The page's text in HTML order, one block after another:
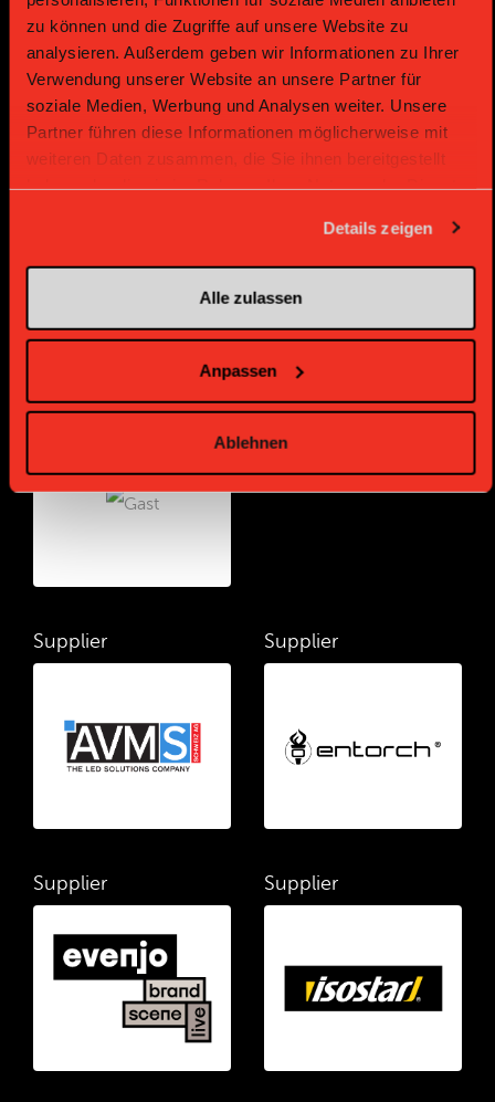
zu können und die Zugriffe auf unsere Website zu
analysieren. Außerdem geben wir Informationen zu Ihrer
Verwendung unserer Website an unsere Partner für
soziale Medien, Werbung und Analysen weiter. Unsere
Partner führen diese Informationen möglicherweise mit
weiteren Daten zusammen, die Sie ihnen bereitgestellt
Details zeigen
Alle zulassen
Anpassen
Ablehnen
Partenaire Or Partenaire Or
Partenaire Bronze
Supplier Supplier
Supplier Supplier